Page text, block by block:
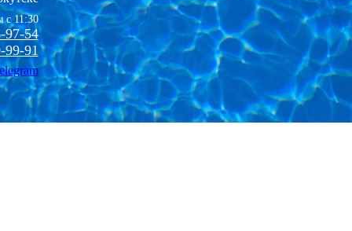
с 11:30
97-54
99-91